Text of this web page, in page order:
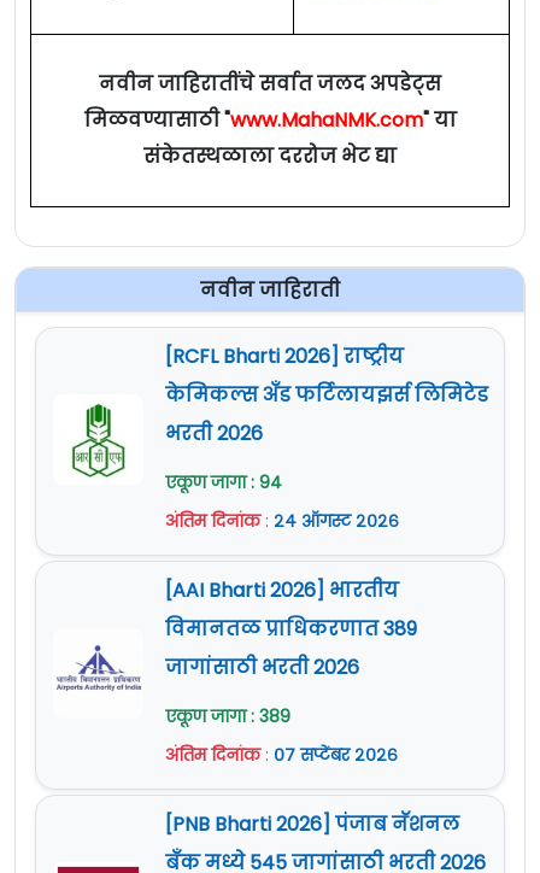
नवीन जाहिरातींचे सर्वात जलद अपडेट्स
मिळवण्यासाठी "www.MahaNMK.com" या
संकेतस्थळाला दररोज भेट द्या
नवीन जाहिराती
[RCFL Bharti 2026] राष्ट्रीय
केमिकल्स अँड फर्टिलायझर्स लिमिटेड
भरती 2026
एकूण जागा : 94
अंतिम दिनांक: २४ ऑगस्ट २०२६
[AAI Bharti 2026] भारतीय
विमानतळ प्राधिकरणात 389
जागांसाठी भरती 2026
एकूण जागा : 389
अंतिम दिनांक: ०७ सप्टेंबर २०२६
[PNB Bharti 2026] पंजाब नॅशनल
बँक मध्ये 545 जागांसाठी भरती 2026